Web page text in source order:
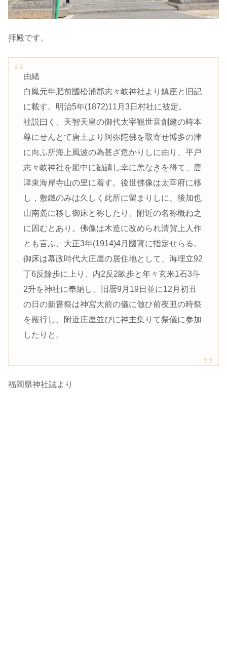
拝殿です。
由緒
白鳳元年肥前國松浦郡志々岐神社より鎮座と旧記
に載す。明治5年(1872)11月3日村社に被定。
社説曰く、天智天皇の御代太宰観世音創建の時本
尊にせんとて唐土より阿弥陀佛を取寄せ博多の津
に向ふ所海上風波の為甚ざ危かりしに由り、平戸
志々岐神社を船中に勧請し幸に恙なきを得て、唐
津東海岸寺山の里に着す。後世佛像は太宰府に移
し，敷鐵のみは久しく此所に留まりしに、後加也
山南麓に移し御床と称したり、附近の名称概ね之
に因むとあり。佛像は木造に改められ清賀上人作
とも言ふ、大正3年(1914)4月國寳に指定せらる。
御床は幕政時代大庄屋の居住地として、海埋立92
丁6反餘歩に上り、内2反2畝歩と年々玄米1石3斗
2升を神社に奉納し、旧暦9月19日並に12月初丑
の日の新嘗祭は神宮大前の儀に倣ひ前夜丑の時祭
を嚴行し、附近庄屋並びに神主集りて祭儀に参加
したりと。
福岡県神社誌より